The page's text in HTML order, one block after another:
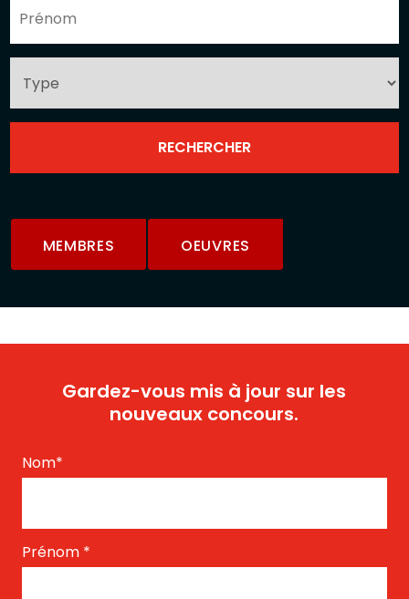
MEMBRES OEUVRES
Gardez-vous mis à jour sur les
nouveaux concours.
Nom*
Prénom *